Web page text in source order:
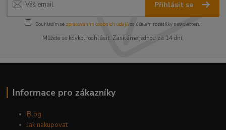
Přihlásit se
Souhlasím se zpracováním osobních údajůza účelem rozesílky newsletteru.
Můžete se kdykoli odhlásit. Zasíláme jednou za 14 dní.
Informace pro zákazníky
Blog
Jak nakupovat